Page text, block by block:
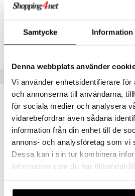
Samtycke Information
Denna webbplats använder
Vi använder enhetsidentifierare för
och annonserna till användarna,
för sociala medier och analysera
vidarebefordrar även sådana
information från din enhet till de
annons- och analysföretag som vi
Dessa kan i sin tur kombinera
information som du har
våra cookies vid fortsatt
Proteiinia
Tuotenumero
HKML3-K1-250
eco
rasvahapot
vahvistavat
säätelevät
helpottava
nenä & kurkku
K
energiaa